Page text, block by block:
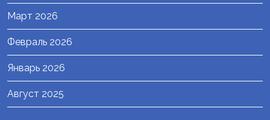
Март 2026
Февраль 2026
Январь 2026
Август 2025